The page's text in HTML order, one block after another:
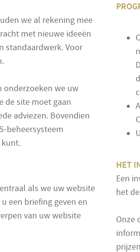
we al rekening mee
met nieuwe ideeën
standaardwerk. Voor
onderzoeken we uw
de site moet gaan
adviezen. Bovendien
beheersysteem
kunt.
als we uw website
een briefing geven en
van uw website
HET
Een
het
Onze